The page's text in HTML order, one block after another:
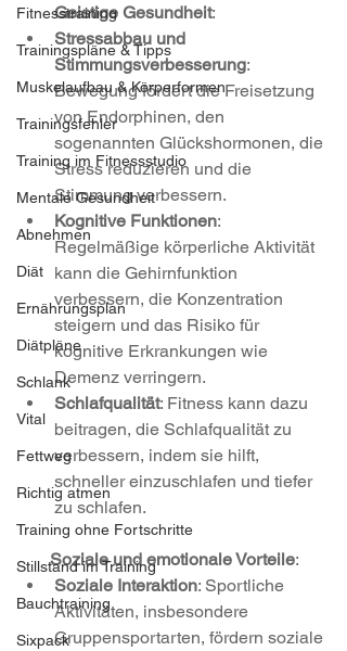
Fitnesstraining
Trainingspläne & Tipps
Muskelaufbau & Körperformen
Trainingsfehler
Training im Fitnessstudio
Mentale Gesundheit
Abnehmen
Diät
Ernährungsplan
Diätpläne
Schlank
Vital
Fettweg
Richtig atmen
Training ohne Fortschritte
Stillstand im Training
Bauchtraining
Sixpack
Geistige Gesundheit:
Stressabbau und
Stimmungsverbesserung:
Bewegung fördert die Freisetzung
von Endorphinen, den
sogenannten Glückshormonen, die
Stress reduzieren und die
Stimmung verbessern.
Kognitive Funktionen:
Regelmäßige körperliche Aktivität
kann die Gehirnfunktion
verbessern, die Konzentration
steigern und das Risiko für
kognitive Erkrankungen wie
Demenz verringern.
Schlafqualität: Fitness kann dazu
beitragen, die Schlafqualität zu
verbessern, indem sie hilft,
schneller einzuschlafen und tiefer
zu schlafen.
       Soziale und emotionale Vorteile
:
Soziale Interaktion: Sportliche
Aktivitäten, insbesondere
Gruppensportarten, fördern soziale